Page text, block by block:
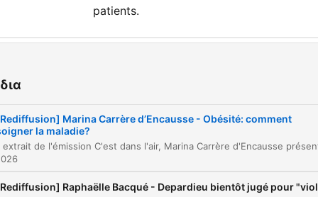
patients.
00:00:00
00:00:48
L'obésité : une maladie chronique et non un
manque de volonté
00:01:54
00:02:41 Complications médicales liées à l'obésité
Marina Carrère d’Encausse - Obésité: comment
la maladie?
Raphaëlle Bacqué - Depardieu bientôt jugé pour